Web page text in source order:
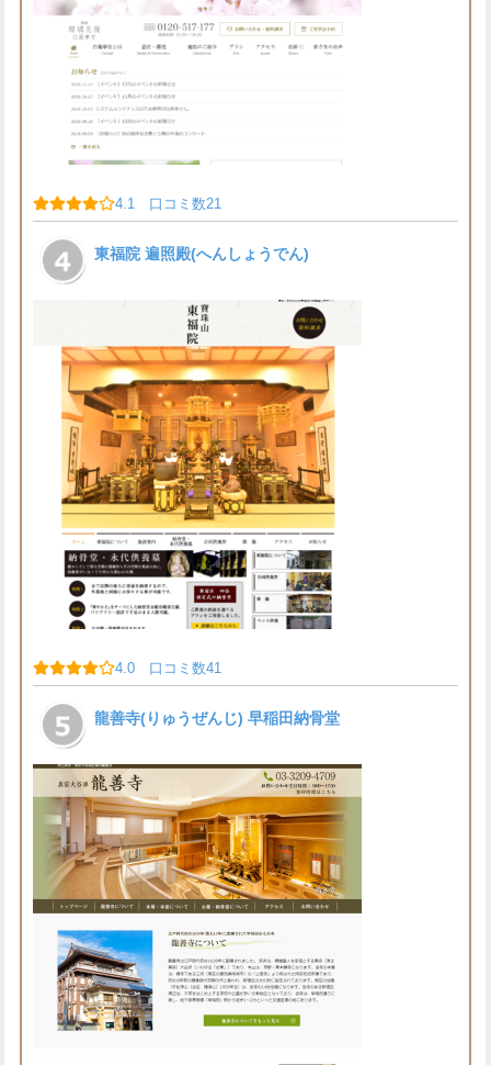
4.1 口コミ数21
東福院 遍照殿(へんしょうでん)
4.0 口コミ数41
龍善寺(りゅうぜんじ) 早稲田納骨堂